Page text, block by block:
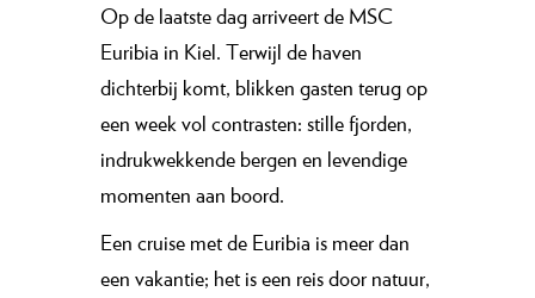
Op de laatste dag arriveert de MSC
Euribia in Kiel. Terwijl de haven
dichterbij komt, blikken gasten terug op
een week vol contrasten: stille fjorden,
indrukwekkende bergen en levendige
momenten aan boord.
Een cruise met de Euribia is meer dan
een vakantie; het is een reis door natuur,